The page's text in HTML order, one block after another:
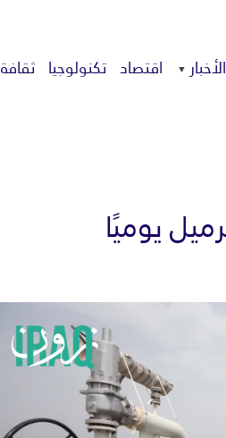
الأخبار اقتصاد تكنولوجيا ثقافة